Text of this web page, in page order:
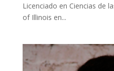
Licenciado en Ciencias de
of Illinois en...